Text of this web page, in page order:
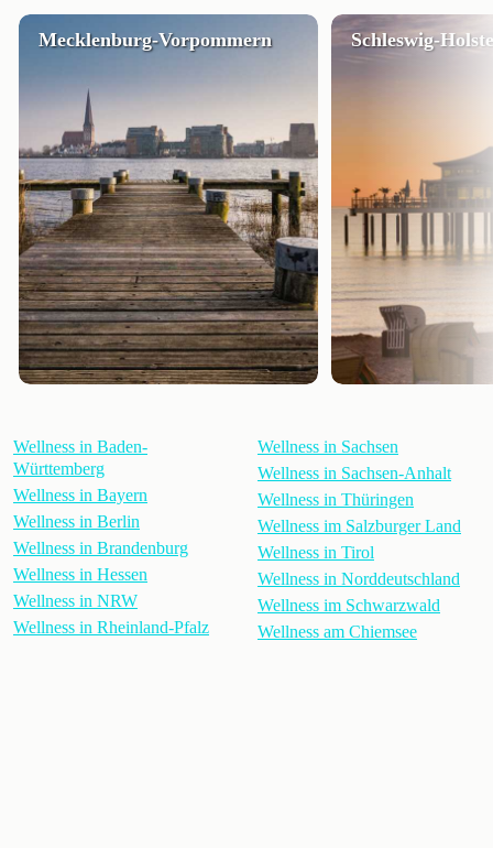
Mecklenburg-Vorpommern Schleswig-
Wellness in Baden-
Württemberg
Wellness in Bayern
Wellness in Berlin
Wellness in Brandenburg
Wellness in Hessen
Wellness in NRW
Wellness in Rheinland-Pfalz
Wellness in Sachsen
Wellness in Sachsen-Anhalt
Wellness in Thüringen
Wellness im Salzburger Land
Wellness in Tirol
Wellness in Norddeutschland
Wellness im Schwarzwald
Wellness am Chiemsee